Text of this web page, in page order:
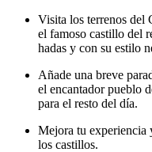
Visita los terrenos del
el famoso castillo del
hadas y con su estilo
Añade una breve
el encantador pueblo
para el resto del día.
Mejora tu experiencia
los castillos.